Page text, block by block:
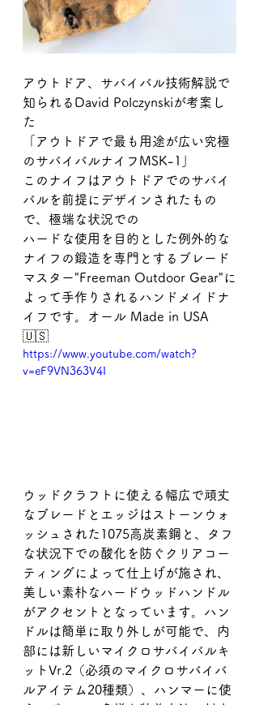
アウトドア、サバイバル技術解説で
知られるDavid Polczynskiが考案し
た
「アウトドアで最も用途が広い究極
のサバイバルナイフMSK-1」
このナイフはアウトドアでのサバイ
バルを前提にデザインされたもの
で、極端な状況での
ハードな使用を目的とした例外的な
ナイフの鍛造を専門とするブレード
マスター"Freeman Outdoor Gear"に
よって手作りされるハンドメイドナ
イフです。オール Made in USA
🇺🇸
https://www.youtube.com/watch?
v=eF9VN363V4I
ウッドクラフトに使える幅広で頑丈
なブレードとエッジはストーンウォ
ッシュされた1075高炭素鋼と、タフ
な状況下での酸化を防ぐクリアコー
ティングによって仕上げが施され、
美しい素朴なハードウッドハンドル
がアクセントとなっています。ハン
ドルは簡単に取り外しが可能で、内
部には新しいマイクロサバイバルキ
ットVr.2（必須のマイクロサバイバ
ルアイテム20種類）、ハンマーに使